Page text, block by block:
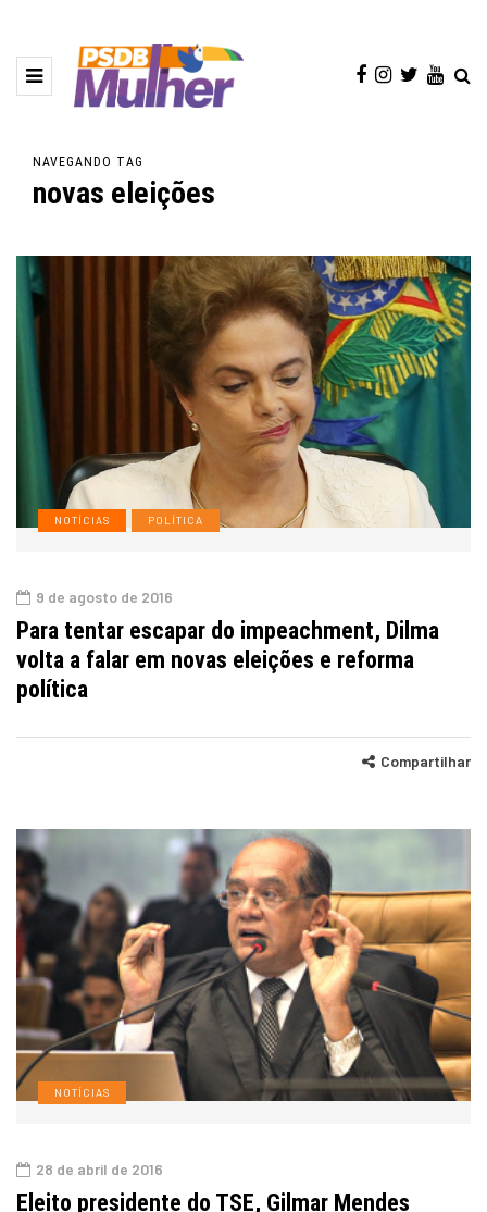
NAVEGANDO TAG
novas eleições
NOTÍCIAS POLÍTICA
9 de agosto de 2016
Para tentar escapar do impeachment, Dilma
volta a falar em novas eleições e reforma
política
Compartilhar
NOTÍCIAS
28 de abril de 2016
Eleito presidente do TSE, Gilmar Mendes